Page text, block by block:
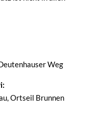
Weg
Ortseil Brunnen